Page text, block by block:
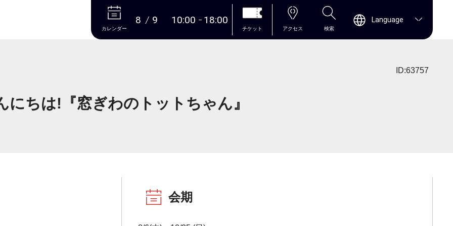
本文へ
カレンダー
8 9 10:00 18:00
チケット アクセス 検索
Language
ID:63757
にちは!『窓ぎわのトットちゃん』
会期